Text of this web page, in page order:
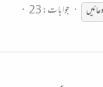
جوابات: 23